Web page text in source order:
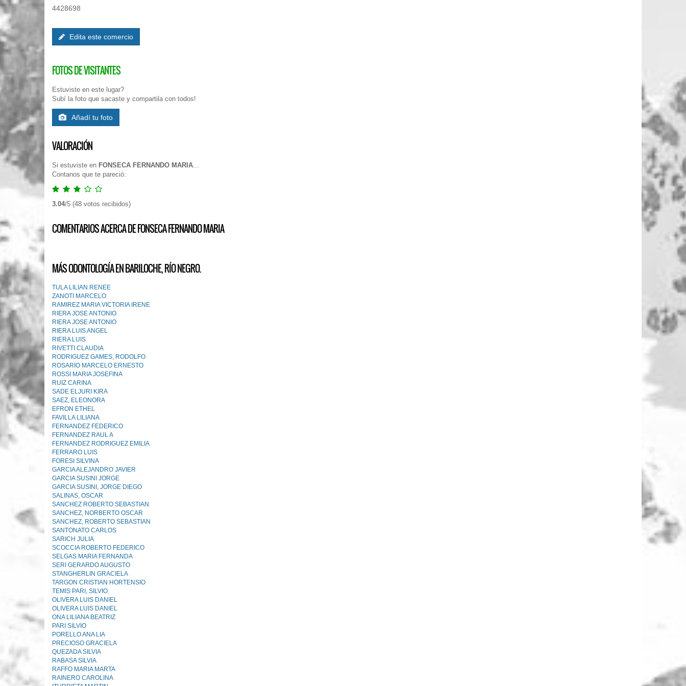
4428698
Edita este comercio
FOTOS DE VISITANTES
Estuviste en este lugar?
Subí la foto que sacaste y compartila con todos!
Añadí tu foto
VALORACIÓN
Si estuviste en FONSECA FERNANDO MARIA...
Contanos que te pareció:
3.04/5 (48 votos recibidos)
COMENTARIOS ACERCA DE FONSECA FERNANDO MARIA
MÁS ODONTOLOGÍA EN BARILOCHE, RÍO NEGRO.
TULA LILIAN RENEE
ZANOTI MARCELO
RAMIREZ MARIA VICTORIA IRENE
RIERA JOSE ANTONIO
RIERA JOSE ANTONIO
RIERA LUIS ANGEL
RIERA LUIS
RIVETTI CLAUDIA
RODRIGUEZ GAMES, RODOLFO
ROSARIO MARCELO ERNESTO
ROSSI MARIA JOSEFINA
RUIZ CARINA
SADE ELJURI KIRA
SAEZ, ELEONORA
EFRON ETHEL
FAVILLA LILIANA
FERNANDEZ FEDERICO
FERNANDEZ RAUL A
FERNANDEZ RODRIGUEZ EMILIA
FERRARO LUIS
FORESI SILVINA
GARCIA ALEJANDRO JAVIER
GARCIA SUSINI JORGE
GARCIA SUSINI, JORGE DIEGO
SALINAS, OSCAR
SANCHEZ ROBERTO SEBASTIAN
SANCHEZ, NORBERTO OSCAR
SANCHEZ, ROBERTO SEBASTIAN
SANTONATO CARLOS
SARICH JULIA
SCOCCIA ROBERTO FEDERICO
SELGAS MARIA FERNANDA
SERI GERARDO AUGUSTO
STANGHERLIN GRACIELA
TARGON CRISTIAN HORTENSIO
TEMIS PARI, SILVIO
OLIVERA LUIS DANIEL
OLIVERA LUIS DANIEL
ONA LILIANA BEATRIZ
PARI SILVIO
PORELLO ANA LIA
PRECIOSO GRACIELA
QUEZADA SILVIA
RABASA SILVIA
RAFFO MARIA MARTA
RAINERO CAROLINA